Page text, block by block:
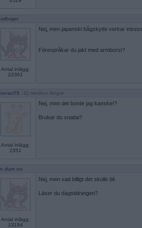
Antal inlägg:
22361
Nej, men japanskt bågskytte verkar
Förespråkar du jakt med armborst?
- Ej medlem längre
Antal inlägg:
2351
Nej, men det borde jag kanske!?
Brukar du snatta?
dum en
Antal inlägg:
13194
Nej, men vad billigt det skulle bli.
Läser du dagstidningen?